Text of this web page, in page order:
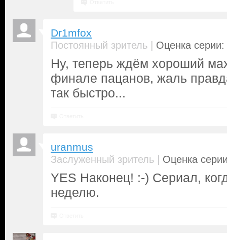
Dr1mfox
Постоянный зритель | Оценка серии:
Ну, теперь ждём хороший
финале пацанов, жаль
так быстро...
uranmus
Заслуженный зритель | Оценка
YES Наконец! :-) Сериал,
неделю.